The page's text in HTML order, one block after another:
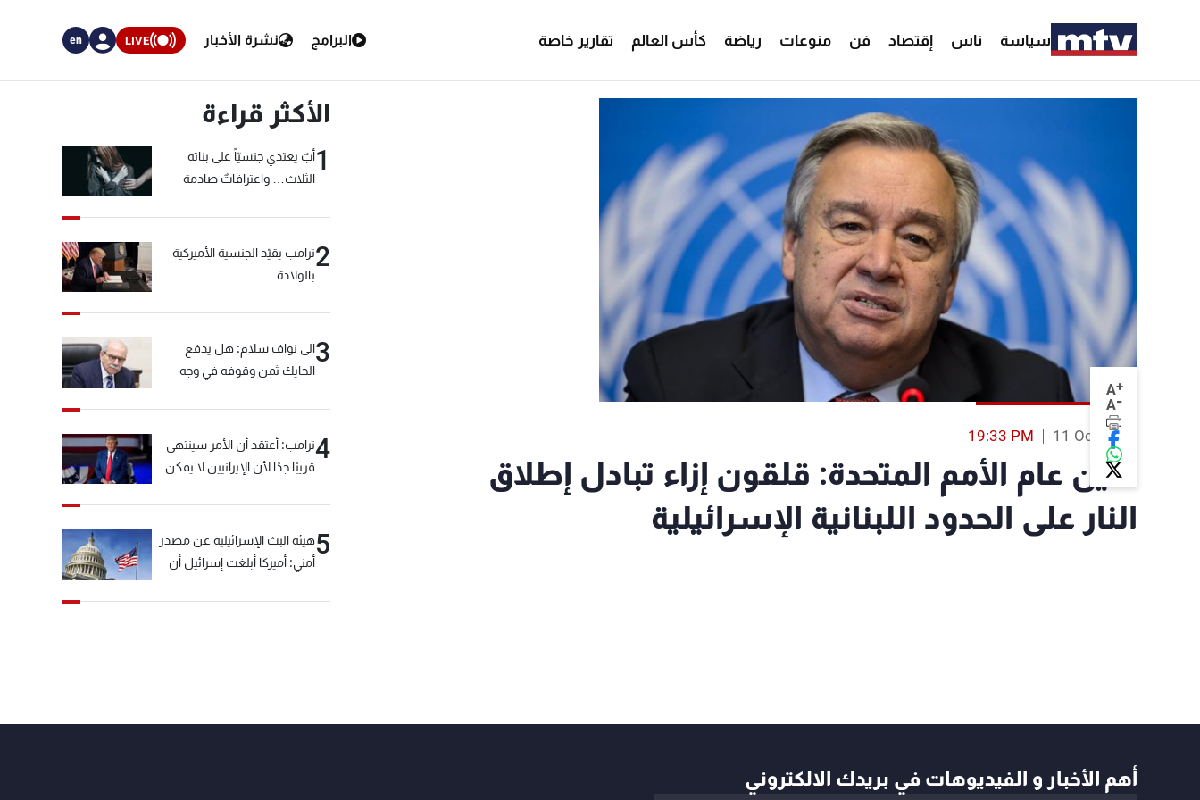
سياسة ناس إقتصاد فن منوعات رياضة كأس العالم تقارير خاصة البرامج نشرة الأخبار LIVE
en
A+
A-
11 Oct 2023
19:33 PM
أمين عام الأمم المتحدة: قلقون إزاء تبادل إطلاق
النار على الحدود اللبنانية الإسرائيلية
الأكثر قراءة
1أبٌ يعتدي جنسيّاً على بناته
الثلاث… واعترافاتٌ صادمة
2ترامب يقيّد الجنسية الأميركية
بالولادة
3الى نواف سلام: هل يدفع
الحايك ثمن وقوفه في وجه
4ترامب: أعتقد أن الأمر سينتهي
قريبًا جدًا لأن الإيرانيين لا يمكن
5هيئة البث الإسرائيلية عن مصدر
أمني: أميركا أبلغت إسرائيل أن
أهم الأخبار و الفيديوهات في بريدك الالكتروني